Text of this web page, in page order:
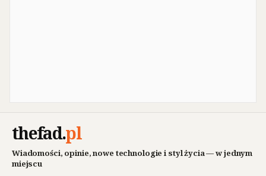
thefad.pl
Wiadomości, opinie, nowe technologie i styl życia — w jednym
miejscu